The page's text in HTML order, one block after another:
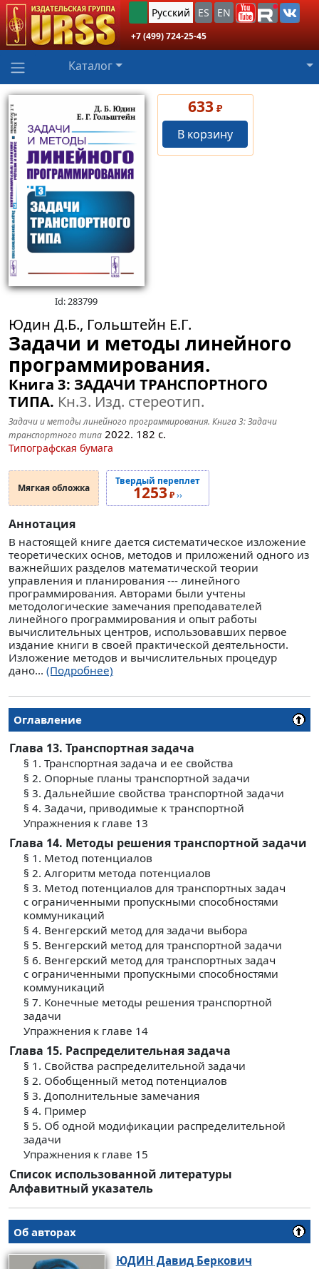
Русский ES EN
+7 (499) 724-25-45
Каталог
Id: 283799
633 ₽
В корзину
Юдин Д.Б., Гольштейн Е.Г.
Задачи и методы линейного
программирования.
Книга 3: ЗАДАЧИ ТРАНСПОРТНОГО
ТИПА. Кн.3. Изд. стереотип.
Задачи и методы линейного программирования. Книга 3: Задачи
транспортного типа 2022. 182 с.
Типографская бумага
Мягкая обложка
Твердый переплет
1253₽››
Аннотация
В настоящей книге дается систематическое изложение
теоретических основ, методов и приложений одного из
важнейших разделов математической теории
управления и планирования --- линейного
программирования. Авторами были учтены
методологические замечания преподавателей
линейного программирования и опыт работы
вычислительных центров, использовавших первое
издание книги в своей практической деятельности.
Изложение методов и вычислительных процедур
дано... (Подробнее)
Оглавление
Глава 13. Транспортная задача
§ 1. Транспортная задача и ее свойства
§ 2. Опорные планы транспортной задачи
§ 3. Дальнейшие свойства транспортной задачи
§ 4. Задачи, приводимые к транспортной
Упражнения к главе 13
Глава 14. Методы решения транспортной задачи
§ 1. Метод потенциалов
§ 2. Алгоритм метода потенциалов
§ 3. Метод потенциалов для транспортных задач
с ограниченными пропускными способностями
коммуникаций
§ 4. Венгерский метод для задачи выбора
§ 5. Венгерский метод для транспортной задачи
§ 6. Венгерский метод для транспортных задач
с ограниченными пропускными способностями
коммуникаций
§ 7. Конечные методы решения транспортной
задачи
Упражнения к главе 14
Глава 15. Распределительная задача
§ 1. Свойства распределительной задачи
§ 2. Обобщенный метод потенциалов
§ 3. Дополнительные замечания
§ 4. Пример
§ 5. Об одной модификации распределительной
задачи
Упражнения к главе 15
Список использованной литературы
Алфавитный указатель
Об авторах
ЮДИН Давид Беркович